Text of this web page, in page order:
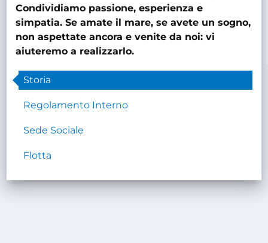
Condividiamo passione, esperienza e
simpatia. Se amate il mare, se avete un sogno,
non aspettate ancora e venite da noi: vi
aiuteremo a realizzarlo.
Storia
Regolamento Interno
Sede Sociale
Flotta